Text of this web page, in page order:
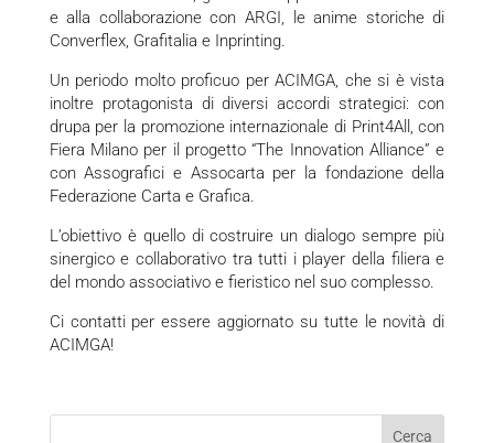
e alla collaborazione con ARGI, le anime storiche di
Converflex, Grafitalia e Inprinting.
Un periodo molto proficuo per ACIMGA, che si è vista
inoltre protagonista di diversi accordi strategici: con
drupa per la promozione internazionale di Print4All, con
Fiera Milano per il progetto “The Innovation Alliance” e
con Assografici e Assocarta per la fondazione della
Federazione Carta e Grafica.
L’obiettivo è quello di costruire un dialogo sempre più
sinergico e collaborativo tra tutti i player della filiera e
del mondo associativo e fieristico nel suo complesso.
Ci contatti per essere aggiornato su tutte le novità di
ACIMGA!